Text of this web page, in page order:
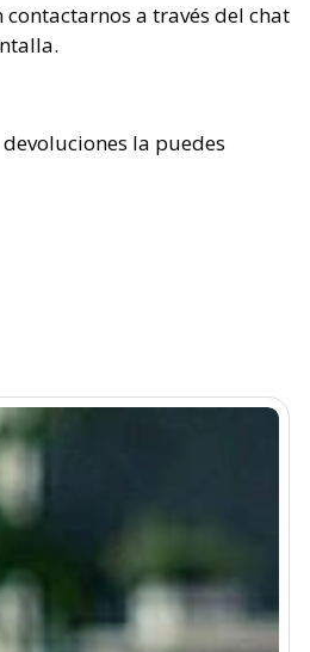
a través del chat
la puedes